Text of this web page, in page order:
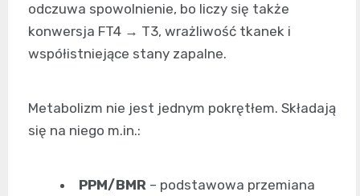
odczuwa spowolnienie, bo liczy się także
konwersja FT4 → T3, wrażliwość tkanek i
współistniejące stany zapalne.
Metabolizm nie jest jednym pokrętłem. Składają
się na niego m.in.:
PPM/BMR – podstawowa przemiana